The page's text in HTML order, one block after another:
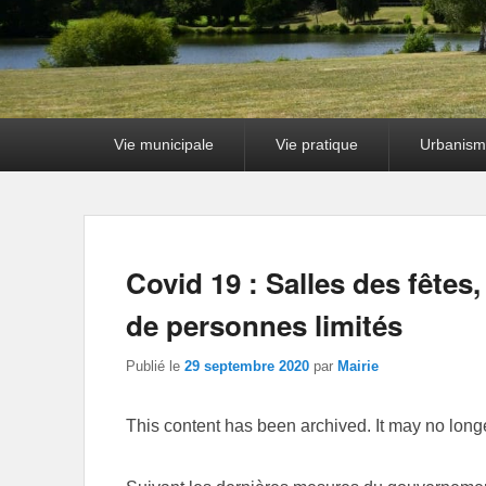
Vie municipale Vie pratique
Covid 19 : Salles des
de personnes limités
Publié le 29 septembre 2020 par Mairie
This content has been archived. It may no